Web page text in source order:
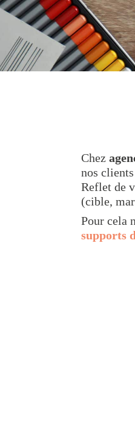
Chez
nos
Reflet de
(cible,
Pour cela
supports